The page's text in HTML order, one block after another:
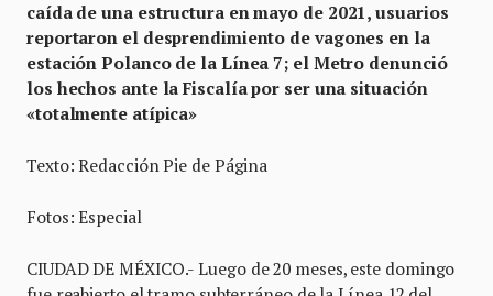
caída de una estructura en mayo de 2021, usuarios
reportaron el desprendimiento de vagones en la
estación Polanco de la Línea 7; el Metro denunció
los hechos ante la Fiscalía por ser una situación
«totalmente atípica»
Texto: Redacción Pie de Página
Fotos: Especial
CIUDAD DE MÉXICO.- Luego de 20 meses, este domingo